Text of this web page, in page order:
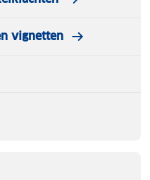
vignetten